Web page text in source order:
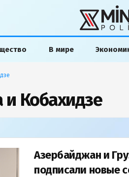
В мире
и Кобахидзе
Азербайджан и
подписали новые